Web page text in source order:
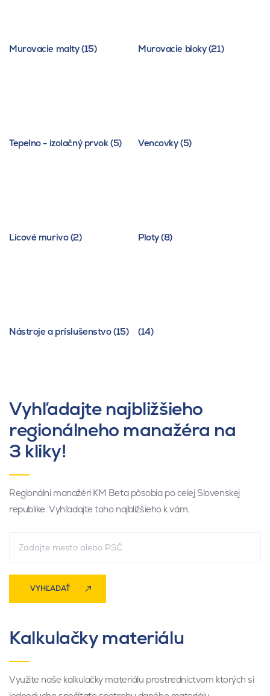
Murovacie malty (15) Murovacie bloky (21)
Tepelno - izolačný prvok (5) Vencovky (5)
Lícové murivo (2) Ploty (8)
Nástroje a príslušenstvo (15) (14)
Vyhľadajte najbližšieho
regionálneho manažéra na
3 kliky!
Regionálni manažéri KM Beta pôsobia po celej Slovenskej
republike. Vyhľadajte toho najbližšieho k vám.
VYHĽADAŤ
Kalkulačky materiálu
Využite naše kalkulačky materiálu prostredníctvom ktorých si